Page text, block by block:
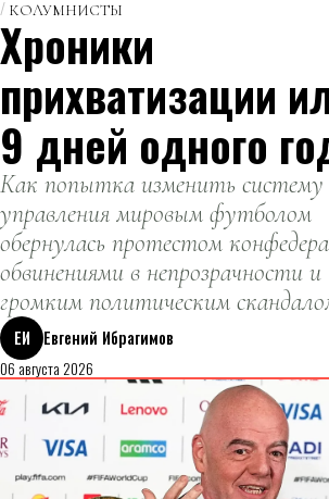
КОЛУМНИСТЫ
Хроники
прихватизации
9 дней одного
Как попытка изменить систему
управления мировым футболом
обернулась протестом
обвинениями в непрозрачности и
громким политическим
ЕИ
Евгений Ибрагимов
06 августа 2026